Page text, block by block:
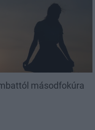
másodfokúra